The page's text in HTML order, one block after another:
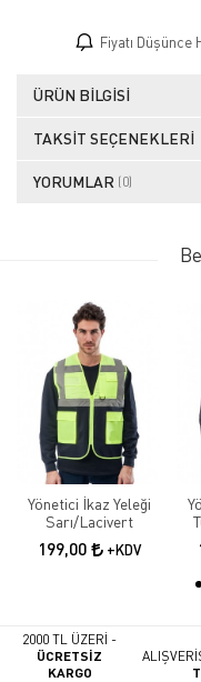
Fiyatı Düşünce
ÜRÜN BILGISI
TAKSIT SEÇENEKLERI
YORUMLAR (0)
Yönetici İkaz Yeleği
Sarı/Lacivert
199,00 +KDV
2000 TL ÜZERİ -
ÜCRETSİZ
KARGO